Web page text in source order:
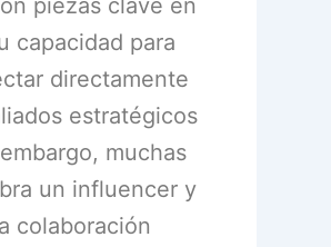
piezas clave en
capacidad para
directamente
estratégicos
muchas
un influencer y
colaboración